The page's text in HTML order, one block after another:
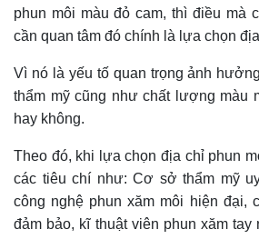
phun môi màu đỏ cam, thì điều mà
cần quan tâm đó chính là lựa chọn
Vì nó là yếu tố quan trọng ảnh
thẩm mỹ cũng như chất lượng màu
hay không.
Theo đó, khi lựa chọn địa chỉ phun
các tiêu chí như: Cơ sở thẩm mỹ
công nghệ phun xăm môi hiện đại,
đảm bảo, kĩ thuật viên phun xăm tay